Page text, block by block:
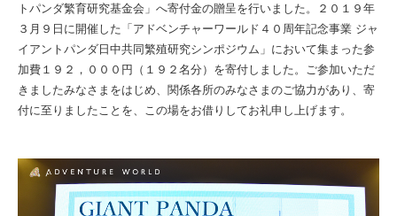
トパンダ繁育研究基金会」へ寄付金の贈呈を行いました。２０１９年
３月９日に開催した「アドベンチャーワールド４０周年記念事業 ジャ
イアントパンダ日中共同繁殖研究シンポジウム」において集まった参
加費１９２，０００円（１９２名分）を寄付しました。ご参加いただ
きましたみなさまをはじめ、関係各所のみなさまのご協力があり、寄
付に至りましたことを、この場をお借りしてお礼申し上げます。